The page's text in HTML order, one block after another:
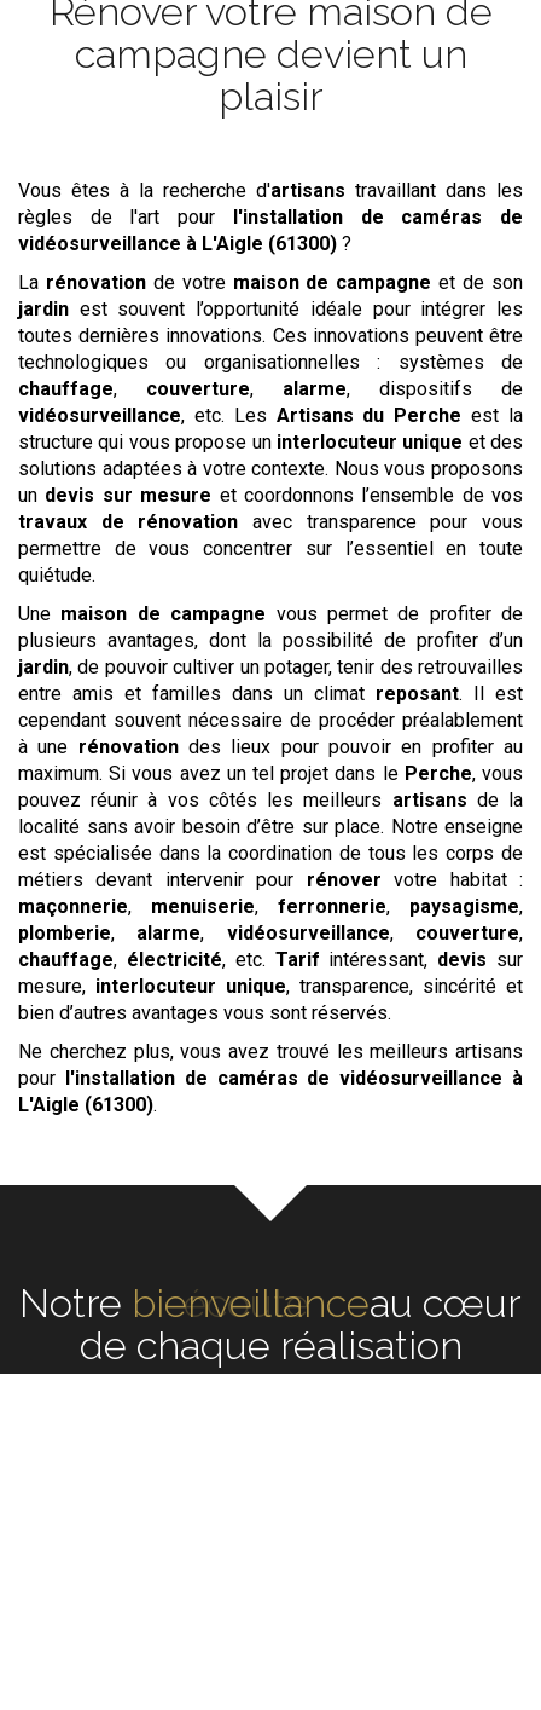
Rénover votre maison de
campagne devient un
plaisir
Vous êtes à la recherche d'artisans travaillant dans les
règles de l'art pour
l'installation de caméras de
vidéosurveillance à L'Aigle (61300) ?
La rénovationde votre maison de campagne et de son
jardin est souvent l’opportunité idéale pour intégrer les
toutes dernières innovations. Ces innovations peuvent être
technologiques ou organisationnelles : systèmes de
chauffage, couverture, alarme, dispositifs de
vidéosurveillance, etc. Les Artisans du Perche est la
structure qui vous propose un interlocuteur unique et des
solutions adaptées à votre contexte. Nous vous proposons
un devis sur mesure et coordonnons l’ensemble de vos
travaux de rénovation avec transparence pour vous
permettre de vous concentrer sur l’essentiel en toute
quiétude.
Une maison de campagne vous permet de profiter de
plusieurs avantages, dont la possibilité de profiter d’un
jardin, de pouvoir cultiver un potager, tenir des retrouvailles
entre amis et familles dans un climat reposant. Il est
cependant souvent nécessaire de procéder préalablement
à une rénovationdes lieux pour pouvoir en profiter au
maximum. Si vous avez un tel projet dans le Perche, vous
pouvez réunir à vos côtés les meilleurs artisans de la
localité sans avoir besoin d’être sur place. Notre enseigne
est spécialisée dans la coordination de tous les corps de
métiers devant intervenir pour rénover votre habitat :
maçonnerie, menuiserie, ferronnerie, paysagisme,
plomberie, alarme, vidéosurveillance, couverture,
chauffage, électricité, etc. Tarif intéressant, devis sur
mesure, interlocuteur unique, transparence, sincérité et
bien d’autres avantages vous sont réservés.
Ne cherchez plus, vous avez trouvé les meilleurs artisans
pour
l'installation de caméras de vidéosurveillance à
L'Aigle (61300).
Notreécouteau cœur de
chaque réalisation